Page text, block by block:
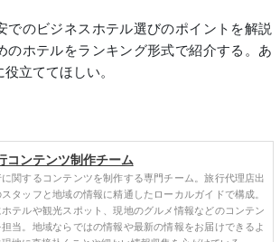
でのビジネスホテル選びのポイントを解説
のホテルをランキング形式で紹介する。あ
立ててほしい。
コンテンツ制作チーム
に関するコンテンツを制作する専門チーム。旅行代理店出
スタッフと地域の情報に精通したローカルガイドで構成。
ホテルや観光スポット、現地のグルメ情報などのコンテン
担当。地域ならではの情報や最新の情報をお届けできるよ